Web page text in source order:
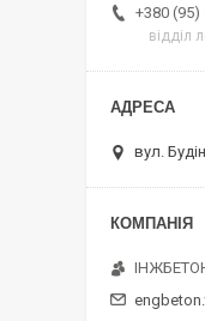
+380 (95)
відділ
вул.